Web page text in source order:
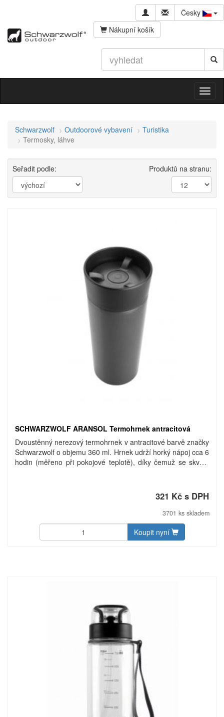
Česky
Nákupní košík
Schwarzwolf Outdoorové vybavení
Turistika
Termosky, láhve
Seřadit podle: Produktů na stranu:
SCHWARZWOLF ARANSOL Termohrnek antracitová
Dvoustěnný nerezový termohrnek v antracitové barvě značky
Schwarzwolf o objemu 360 ml. Hrnek udrží horký nápoj cca 6
hodin (měřeno při pokojové teplotě), díky čemuž se skvěle
321 Kč s DPH
3701 ks skladem
Koupit nyní